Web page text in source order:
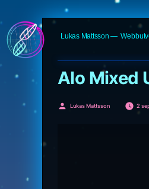
Hoppa
till
Lukas Mattsson
Alo Mixed
Publicerat
Lukas Mattsson 2